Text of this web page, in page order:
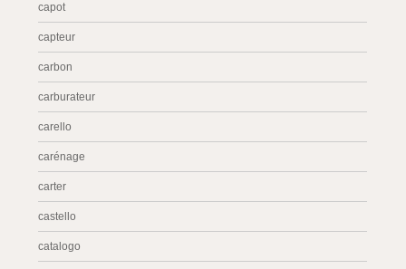
capot
capteur
carbon
carburateur
carello
carénage
carter
castello
catalogo